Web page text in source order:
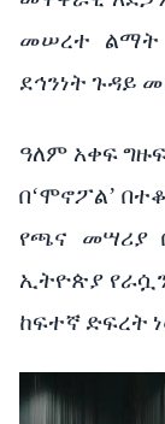
መሠረተ
ልማት
ደኅንነት ጉዳይ
ዓለም አቀፍ
በ‘ሞኖፖል’
የጫና
መሣሪያ
ኢትዮጵያ
ከፍተኛ ድፍረት